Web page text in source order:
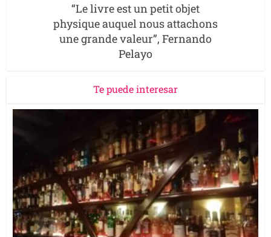
“Le livre est un petit objet
physique auquel nous attachons
une grande valeur”, Fernando
Pelayo
Te puede interesar